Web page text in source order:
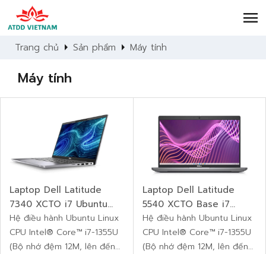
menu
Trang chủ arrow_right Sản phẩm arrow_right Máy tính
Máy tính
Laptop Dell Latitude
7340 XCTO i7 Ubuntu
Linux
Hệ điều hành Ubuntu Linux
CPU Intel® Core™ i7-1355U
(Bộ nhớ đệm 12M, lên đến
Laptop Dell Latitude
5540 XCTO Base i7
Ubuntu Linux
Hệ điều hành Ubuntu Linux
CPU Intel® Core™ i7-1355U
(Bộ nhớ đệm 12M, lên đến